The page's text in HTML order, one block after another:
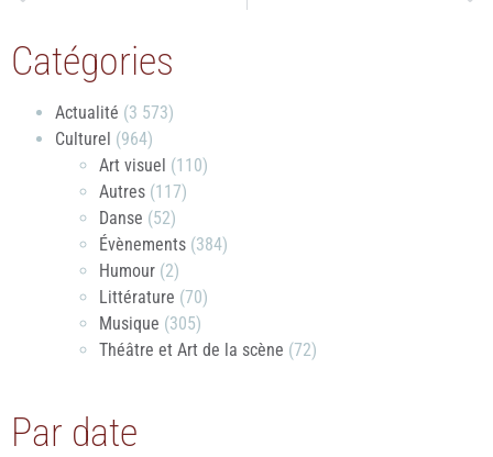
Catégories
Actualité (3 573)
Culturel (964)
Art visuel (110)
Autres (117)
Danse (52)
Évènements (384)
Humour (2)
Littérature (70)
Musique (305)
Théâtre et Art de la scène (72)
Par date